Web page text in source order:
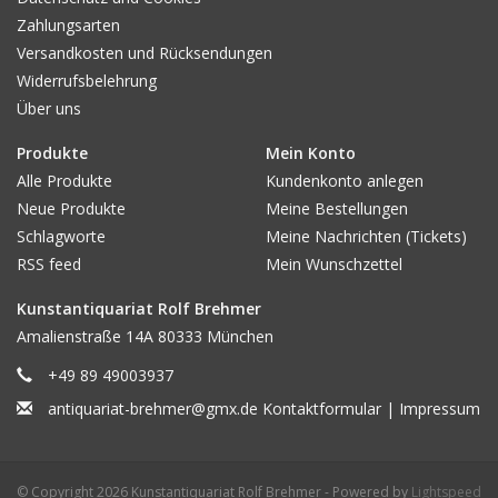
Auflage / Art der Ausgabe / Folgeaufl. / Exemplar / Kopie:
9/16
Edition / Atelier / Kunstverein / Presse / Verlag / Werkstatt:
Bibliografie:
Biografie des Künstlers / Autors:München 1958 - lebte/ arb. in
NY, ab 1997 in München
Sonstiges / Erhaltung / Ausstattung
Preis ( € ) :390
Zahlungsarten
Versandkosten und Rücksendungen
Widerrufsbelehrung
Über uns
Produkte
Alle Produkte
Neue Produkte
Schlagworte
RSS feed
Mein Konto
Kundenkonto anlegen
Meine Bestellungen
Meine Nachrichten (Tickets)
Mein Wunschzettel
Kunstantiquariat Rolf Brehmer
Amalienstraße 14A 80333 München
+49 89 49003937
antiquariat-brehmer@gmx.de Kontaktformular | Impressum
© Copyright 2026 Kunstantiquariat Rolf Brehmer - Powered by Lightspeed